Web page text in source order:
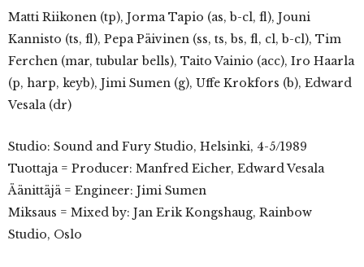
Matti Riikonen (tp), Jorma Tapio (as, b-cl, fl), Jouni
Kannisto (ts, fl), Pepa Päivinen (ss, ts, bs, fl, cl, b-cl), Tim
Ferchen (mar, tubular bells), Taito Vainio (acc), Iro Haarla
(p, harp, keyb), Jimi Sumen (g), Uffe Krokfors (b), Edward
Vesala (dr)
Studio: Sound and Fury Studio, Helsinki, 4-5/1989
Tuottaja = Producer: Manfred Eicher, Edward Vesala
Äänittäjä = Engineer: Jimi Sumen
Miksaus = Mixed by: Jan Erik Kongshaug, Rainbow
Studio, Oslo